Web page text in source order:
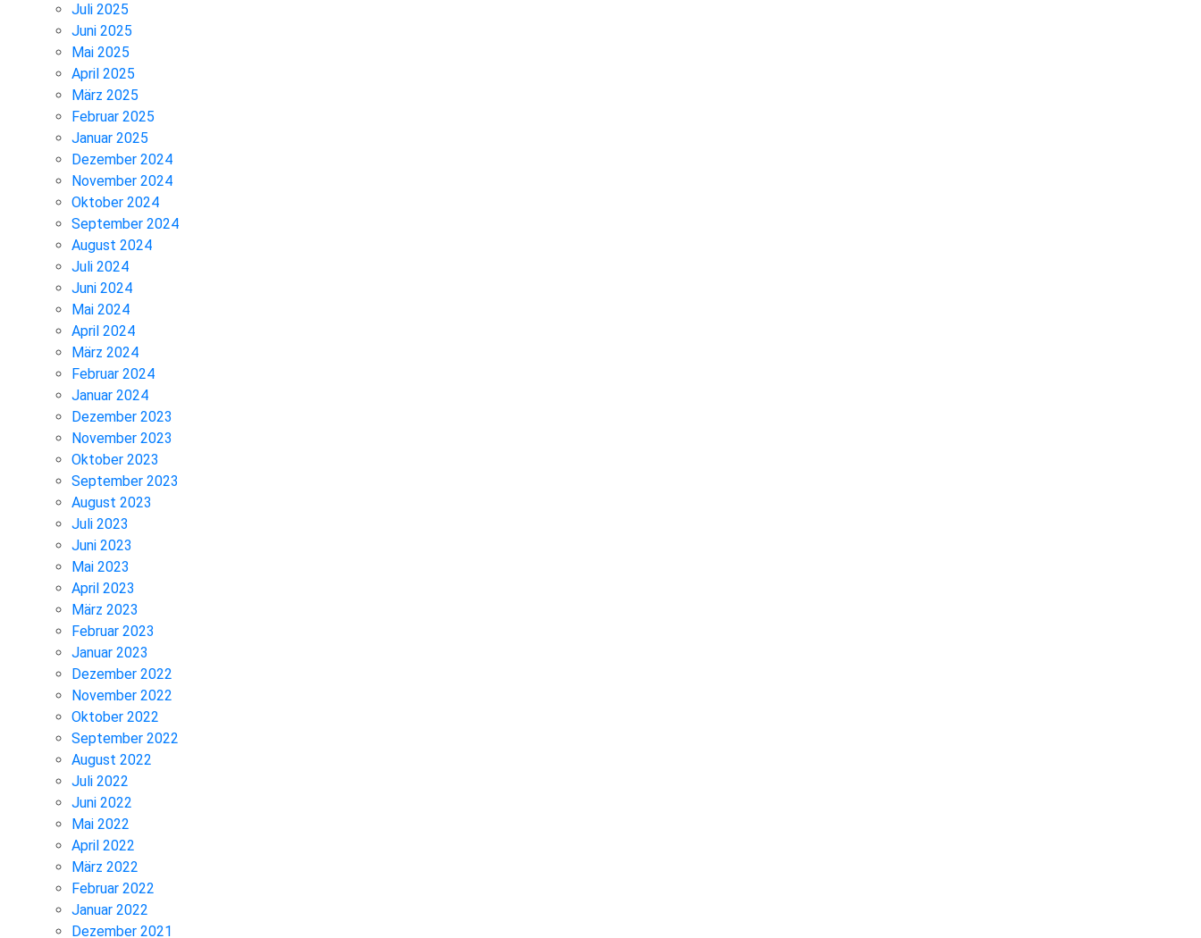
Juli 2025
Juni 2025
Mai 2025
April 2025
März 2025
Februar 2025
Januar 2025
Dezember 2024
November 2024
Oktober 2024
September 2024
August 2024
Juli 2024
Juni 2024
Mai 2024
April 2024
März 2024
Februar 2024
Januar 2024
Dezember 2023
November 2023
Oktober 2023
September 2023
August 2023
Juli 2023
Juni 2023
Mai 2023
April 2023
März 2023
Februar 2023
Januar 2023
Dezember 2022
November 2022
Oktober 2022
September 2022
August 2022
Juli 2022
Juni 2022
Mai 2022
April 2022
März 2022
Februar 2022
Januar 2022
Dezember 2021